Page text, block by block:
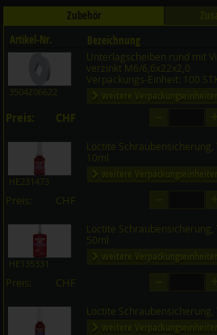
Zubehör
Artikel-Nr.
Bezeichnung
Menge
3504Z06622
Unterlagscheiben rund mit
verzinkt M6/6,6x22x2,0
Verpackungs-Einheit: 100
weitere Verpackungseinheiten
Preis: CHF
HE231473
Loctite
10ml
weitere Verpackungseinheiten
Preis: CHF
HE135331
Loctite
50ml
weitere Verpackungseinheiten
Preis: CHF
Loctite
weitere Verpackungseinheiten